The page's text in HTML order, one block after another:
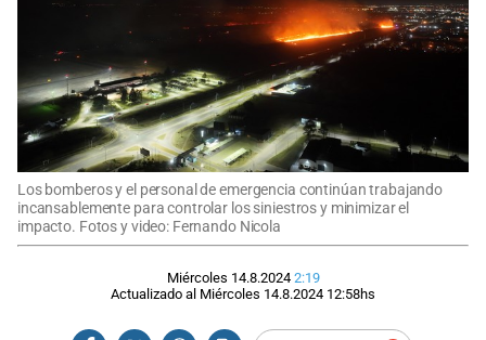
Los bomberos y el personal de emergencia continúan trabajando
incansablemente para controlar los siniestros y minimizar el
impacto. Fotos y video: Fernando Nicola
Miércoles 14.8.2024 2:19
Actualizado al Miércoles 14.8.2024 12:58hs